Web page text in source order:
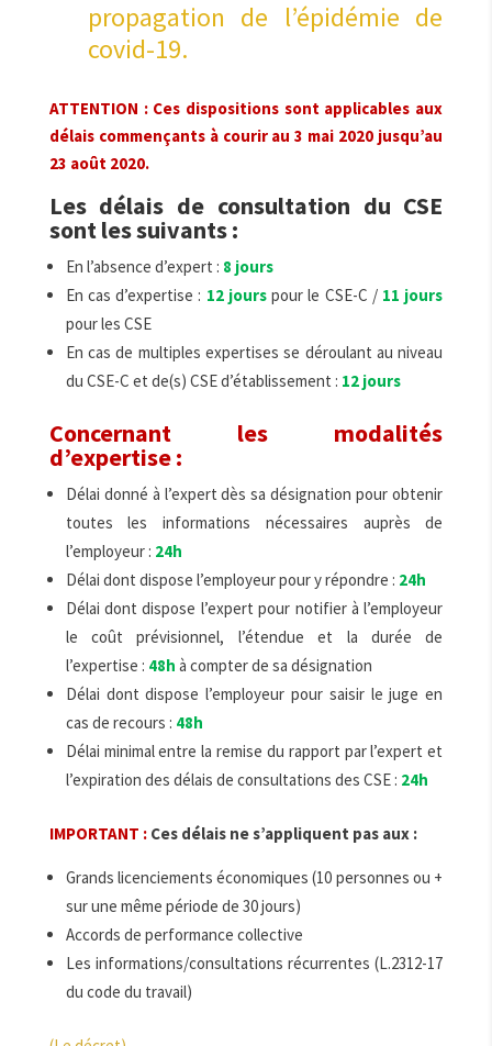
propagation de l’épidémie de
covid-19.
ATTENTION : Ces dispositions sont applicables aux
délais commençants à courir au 3 mai 2020 jusqu’au
23 août 2020.
Les délais de consultation du CSE
sont les suivants :
En l’absence d’expert : 8 jours
En cas d’expertise : 12 jourspour le CSE-C / 11 jours
pour les CSE
En cas de multiples expertises se déroulant au niveau
du CSE-C et de(s) CSE d’établissement : 12 jours
Concernant les modalités
d’expertise :
Délai donné à l’expert dès sa désignation pour obtenir
toutes les informations nécessaires auprès de
l’employeur : 24h
Délai dont dispose l’employeur pour y répondre : 24h
Délai dont dispose l’expert pour notifier à l’employeur
le coût prévisionnel, l’étendue et la durée de
l’expertise : 48h à compter de sa désignation
Délai dont dispose l’employeur pour saisir le juge en
cas de recours : 48h
Délai minimal entre la remise du rapport par l’expert et
l’expiration des délais de consultations des CSE : 24h
IMPORTANT :Ces délais ne s’appliquent pas aux :
Grands licenciements économiques (10 personnes ou +
sur une même période de 30 jours)
Accords de performance collective
Les informations/consultations récurrentes (L.2312-17
du code du travail)